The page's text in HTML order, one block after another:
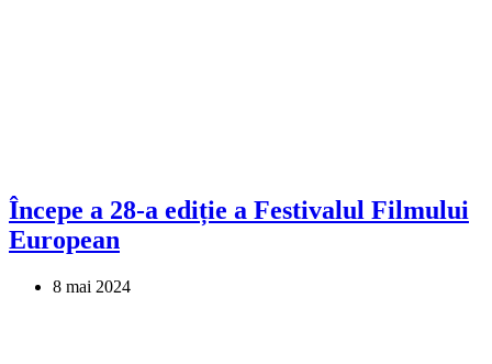
Începe a 28-a ediție a Festivalul Filmului
European
8 mai 2024